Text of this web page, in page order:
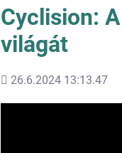
Cyclision:
világát
Hozááadott
26.6.2024 13:13.47